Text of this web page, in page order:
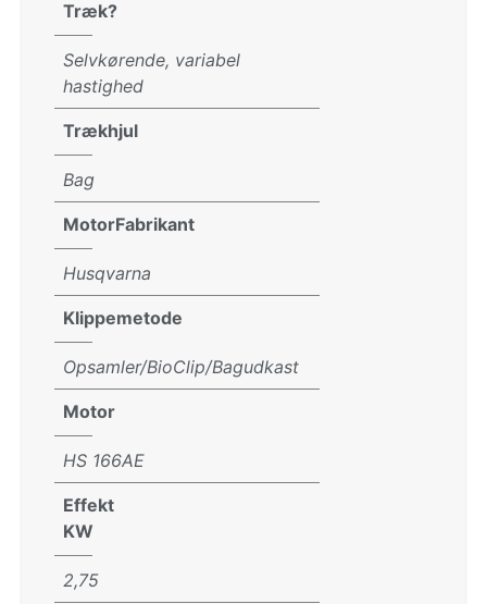
Træk?
Selvkørende, variabel
hastighed
Trækhjul
Bag
MotorFabrikant
Husqvarna
Klippemetode
Opsamler/BioClip/Bagudkast
Motor
HS 166AE
Effekt
KW
2,75